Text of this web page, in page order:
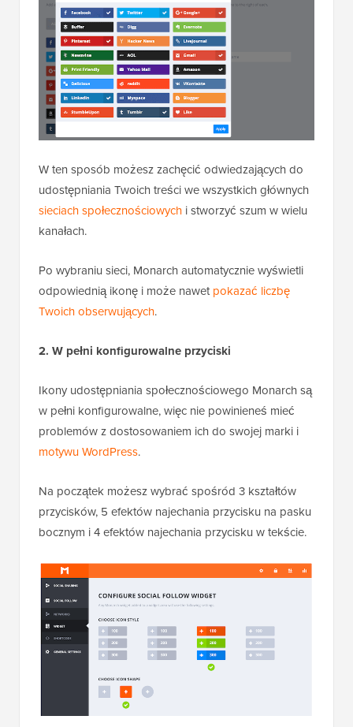
W ten sposób możesz zachęcić odwiedzających do
udostępniania Twoich treści we wszystkich głównych
sieciach społecznościowych i stworzyć szum w wielu
kanałach.
Po wybraniu sieci, Monarch automatycznie wyświetli
odpowiednią ikonę i może nawetpokazać liczbę
Twoich obserwujących.
2. W pełni konfigurowalne przyciski
Ikony udostępniania społecznościowego Monarch są
w pełni konfigurowalne, więc nie powinieneś mieć
problemów z dostosowaniem ich do swojej marki i
motywu WordPress.
Na początek możesz wybrać spośród 3 kształtów
przycisków, 5 efektów najechania przycisku na pasku
bocznym i 4 efektów najechania przycisku w tekście.